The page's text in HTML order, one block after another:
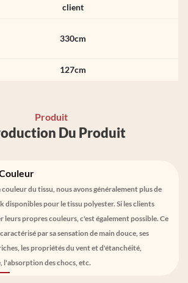
client
330cm
127cm
Produit
Du Produit
couleur du tissu, nous avons généralement plus de
disponibles pour le tissu polyester. Si les clients
leurs propres couleurs, c'est également possible. Ce
par sa sensation de main douce, ses
les propriétés du vent et d'étanchéité,
des chocs, etc.